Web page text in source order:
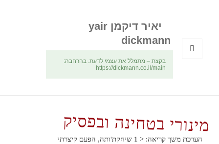
יאיר דיקמן yair
dickmann
בקצת – מתמלל את עצמי לדעת. בהרחבה:
https://dickmann.co.il/main
מינורי בטחינה ובפסיק
הערכת משך קריאה: < 1
שיחקת'ותה, הפעם קיצרתי